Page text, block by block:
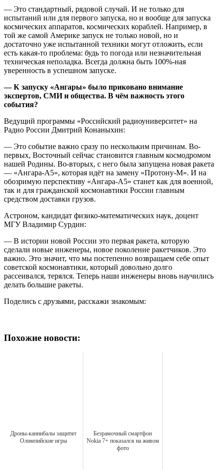
— Это стандартный, рядовой случай. И не только для
испытаний или для первого запуска, но и вообще для запуска
космических аппаратов, космических кораблей. Например, в
той же самой Америке запуск не только новой, но и
достаточно уже испытанной техники могут отложить, если
есть какая-то проблема: будь то погода или незначительная
техническая неполадка. Всегда должна быть 100%-ная
уверенность в успешном запуске.
— К запуску «Ангары» было приковано внимание
экспертов, СМИ и общества. В чём важность этого
события?
Ведущий программы «Российский радиоуниверситет» на
Радио России Дмитрий Конаныхин:
— Это событие важно сразу по нескольким причинам. Во-
первых, Восточный сейчас становится главным космодромом
нашей Родины. Во-вторых, с него была запущена новая ракета
— «Ангара-А5», которая идёт на замену «Протону-М». И на
обозримую перспективу «Ангара-А5» станет как для военной,
так и для гражданской космонавтики России главным
средством доставки грузов.
Астроном, кандидат физико-математических наук, доцент
МГУ Владимир Сурдин:
— В истории новой России это первая ракета, которую
сделали новые инженеры, новое поколение ракетчиков. Это
важно. Это значит, что мы постепенно возвращаем себе опыт
советской космонавтики, который довольно долго
рассеивался, терялся. Теперь наши инженеры вновь научились
делать большие ракеты.
Поделись с друзьями, расскажи знакомым:
Похожие новости:
Дроны-каннибалы защитят
Олимпийские игры
Безрамочный смартфон
Nokia 7+ показался на живом
фото